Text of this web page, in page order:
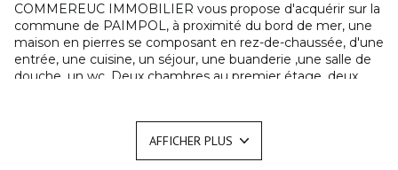
COMMEREUC IMMOBILIER vous propose d'acquérir sur la
commune de PAIMPOL, à proximité du bord de mer, une
maison en pierres se composant en rez-de-chaussée, d'une
entrée, une cuisine, un séjour, une buanderie ,une salle de
douche, un wc. Deux chambres au premier étage, deux
rénovation, se complète d'une courette et d'une terrasse
avec un aperçu sur la baie de Paimpol.
LE PLUS de ce bien libre à la vente : en face à la maison, de
AFFICHER PLUS